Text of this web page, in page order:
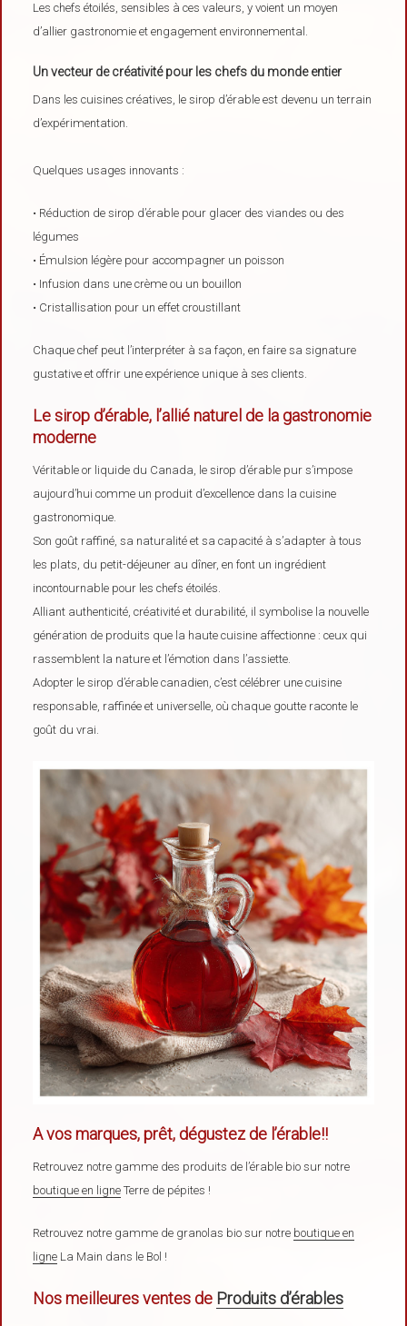
Les chefs étoilés, sensibles à ces valeurs, y voient un moyen
d’allier gastronomie et engagement environnemental.
Un vecteur de créativité pour les chefs du monde entier
Dans les cuisines créatives, le sirop d’érable est devenu un terrain
d’expérimentation.
Quelques usages innovants :
• Réduction de sirop d’érable pour glacer des viandes ou des
légumes
• Émulsion légère pour accompagner un poisson
• Infusion dans une crème ou un bouillon
• Cristallisation pour un effet croustillant
Chaque chef peut l’interpréter à sa façon, en faire sa signature
gustative et offrir une expérience unique à ses clients.
Le sirop d’érable, l’allié naturel de la gastronomie
moderne
Véritable or liquide du Canada, le sirop d’érable pur s’impose
aujourd’hui comme un produit d’excellence dans la cuisine
gastronomique.
Son goût raffiné, sa naturalité et sa capacité à s’adapter à tous
les plats, du petit-déjeuner au dîner, en font un ingrédient
incontournable pour les chefs étoilés.
Alliant authenticité, créativité et durabilité, il symbolise la nouvelle
génération de produits que la haute cuisine affectionne : ceux qui
rassemblent la nature et l’émotion dans l’assiette.
Adopter le sirop d’érable canadien, c’est célébrer une cuisine
responsable, raffinée et universelle, où chaque goutte raconte le
goût du vrai.
A vos marques, prêt, dégustez de l’érable!!
Retrouvez notre gamme des produits de l’érable bio sur notre
boutique en ligne Terre de pépites !
Retrouvez notre gamme de granolas bio sur notre boutique en
ligne La Main dans le Bol !
Nos meilleures ventes de Produits d’érables